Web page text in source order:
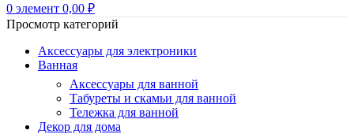
0 элемент 0,00 ₽
Просмотр категорий
Аксессуары для электроники
Ванная
Аксессуары для ванной
Табуреты и скамьи для ванной
Тележка для ванной
Декор для дома